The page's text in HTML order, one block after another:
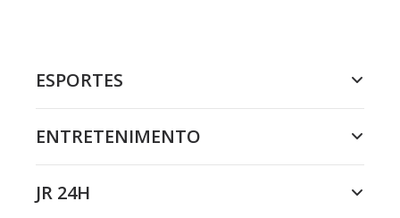
ESPORTES
ENTRETENIMENTO
JR 24H